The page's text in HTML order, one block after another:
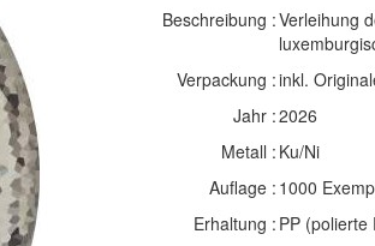
Beschreibung :Verleihung
Verpackung :inkl.
Jahr :2026
Metall : Ku/Ni
Auflage : 1000
Erhaltung : PP (polierte